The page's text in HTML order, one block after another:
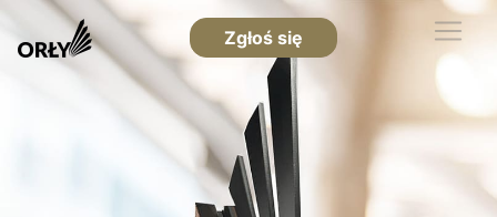
Zgłoś się